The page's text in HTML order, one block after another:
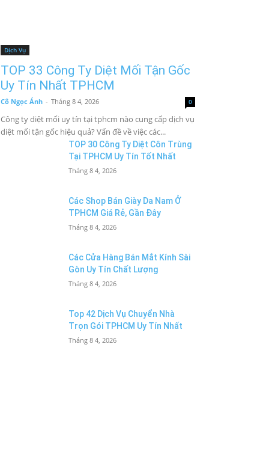
Dịch Vụ
TOP 33 Công Ty Diệt Mối Tận Gốc
Uy Tín Nhất TPHCM
Cô Ngọc Ánh - Tháng 8 4, 2026 0
Công ty diệt mối uy tín tại tphcm nào cung cấp dịch vụ
diệt mối tận gốc hiệu quả? Vấn đề về việc các...
TOP 30 Công Ty Diệt Côn Trùng
Tại TPHCM Uy Tín Tốt Nhất
Tháng 8 4, 2026
Các Shop Bán Giày Da Nam Ở
TPHCM Giá Rẻ, Gần Đây
Tháng 8 4, 2026
Các Cửa Hàng Bán Mắt Kính Sài
Gòn Uy Tín Chất Lượng
Tháng 8 4, 2026
Top 42 Dịch Vụ Chuyển Nhà
Trọn Gói TPHCM Uy Tín Nhất
Tháng 8 4, 2026